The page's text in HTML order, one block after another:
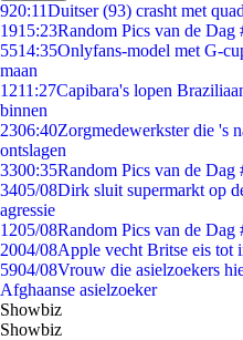
920:11Duitser (93) crasht met
1915:23Random Pics van de Dag
5514:35Onlyfans-model met G-
maan
1211:27Capibara's lopen
binnen
2306:40Zorgmedewerkster die 's
ontslagen
3300:35Random Pics van de Dag
3405/08Dirk sluit supermarkt op
agressie
1205/08Random Pics van de Dag
2004/08Apple vecht Britse eis tot
5904/08Vrouw die asielzoekers
Afghaanse asielzoeker
Showbiz
Showbiz